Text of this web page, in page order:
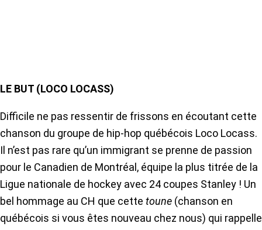
LE BUT (LOCO LOCASS)
Difficile ne pas ressentir de frissons en écoutant cette
chanson du groupe de hip-hop québécois Loco Locass.
Il n’est pas rare qu’un immigrant se prenne de passion
pour le Canadien de Montréal, équipe la plus titrée de la
Ligue nationale de hockey avec 24 coupes Stanley ! Un
bel hommage au CH que cette toune (chanson en
québécois si vous êtes nouveau chez nous) qui rappelle